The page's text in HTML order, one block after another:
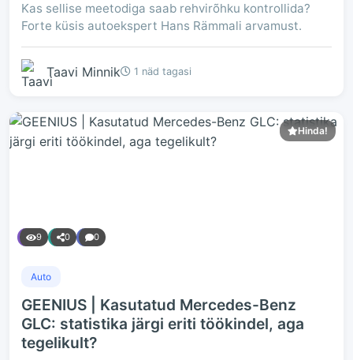
Kas sellise meetodiga saab rehvirõhku kontrollida?
Forte küsis autoekspert Hans Rämmali arvamust.
Taavi Minnik 1 näd tagasi
Hinda!
9 0 0
Auto
GEENIUS | Kasutatud Mercedes-Benz
GLC: statistika järgi eriti töökindel, aga
tegelikult?